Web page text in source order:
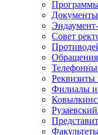
Программы
Документы
Совет
Реквизиты
Филиалы и